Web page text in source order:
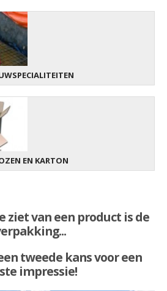
EN KARTON
ziet van een product is de
tweede kans voor een
impressie!